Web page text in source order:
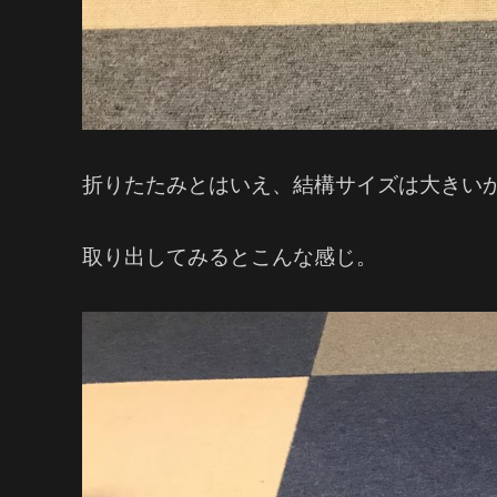
折りたたみとはいえ、結構サイズは大きい
取り出してみるとこんな感じ。